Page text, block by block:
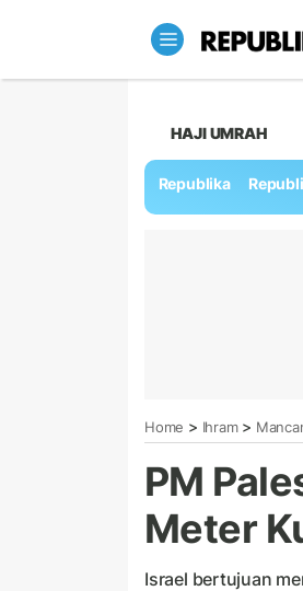
HAJI UMRAH
Republika
Home > Ihram>
PM
Meter
Israel bertujuan